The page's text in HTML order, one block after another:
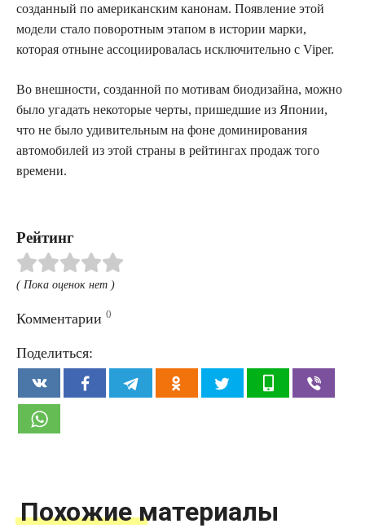
созданный по американским канонам. Появление этой
модели стало поворотным этапом в истории марки,
которая отныне ассоциировалась исключительно с Viper.
Во внешности, созданной по мотивам биодизайна, можно
было угадать некоторые черты, пришедшие из Японии,
что не было удивительным на фоне доминирования
автомобилей из этой страны в рейтингах продаж того
времени.
Рейтинг
( Пока оценок нет )
Комментарии 0
Поделиться:
Похожие материалы